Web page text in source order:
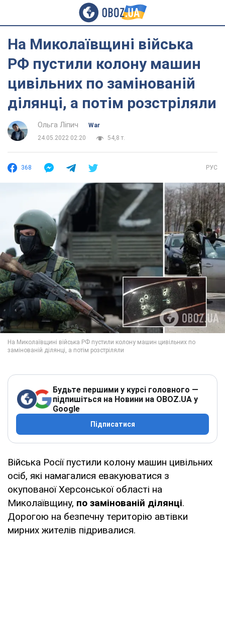
На Миколаївщині війська
РФ пустили колону машин
цивільних по замінованій
ділянці, а потім розстріляли
Ольга Ліпич
War
24.05.2022 02:20
54,8 т.
368 РУС
Будьте першими у курсі головного —
підпишіться на Новини на OBOZ.UA у
Google
Підписатися
Війська Росії пустили колону машин цивільних
осіб, які намагалися евакуюватися з
окупованої Херсонської області на
Миколаївщину, по замінованій ділянці.
Дорогою на безпечну територію автівки
мирних жителів підривалися.